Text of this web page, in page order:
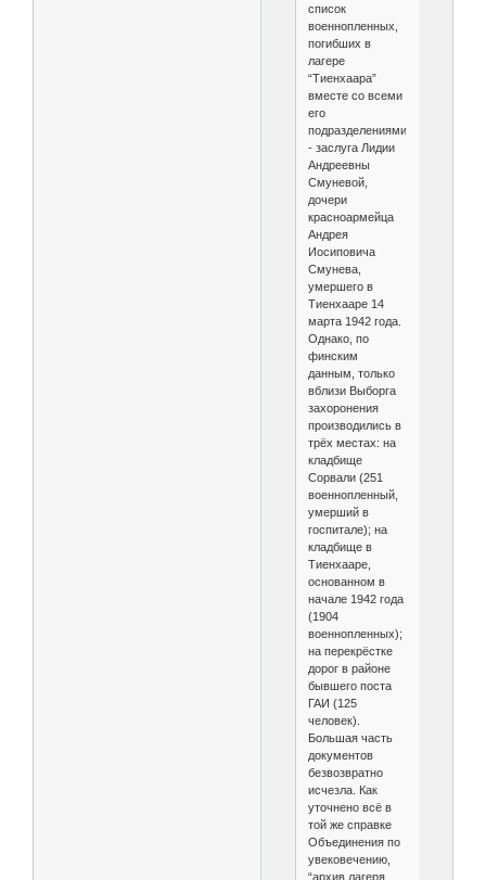
список
военнопленных,
погибших в
лагере
“Тиенхаара”
вместе со всеми
его
подразделениями
- заслуга Лидии
Андреевны
Смуневой,
дочери
красноармейца
Андрея
Иосиповича
Смунева,
умершего в
Тиенхааре 14
марта 1942 года.
Однако, по
финским
данным, только
вблизи Выборга
захоронения
производились в
трёх местах: на
кладбище
Сорвали (251
военнопленный,
умерший в
госпитале); на
кладбище в
Тиенхааре,
основанном в
начале 1942 года
(1904
военнопленных);
на перекрёстке
дорог в районе
бывшего поста
ГАИ (125
человек).
Большая часть
документов
безвозвратно
исчезла. Как
уточнено всё в
той же справке
Объединения по
увековечению,
“архив лагеря